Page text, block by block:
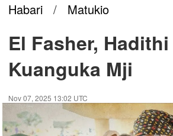
Habari / Matukio
El Fasher,
Kuanguka Mji
Nov 07, 2025 13:02 UTC